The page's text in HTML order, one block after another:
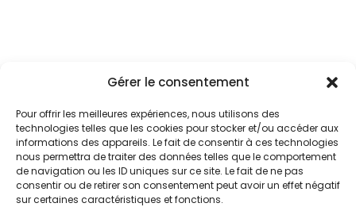
Gérer le consentement
Pour offrir les meilleures expériences, nous utilisons des
technologies telles que les cookies pour stocker et/ou accéder aux
informations des appareils. Le fait de consentir à ces technologies
nous permettra de traiter des données telles que le comportement
de navigation ou les ID uniques sur ce site. Le fait de ne pas
consentir ou de retirer son consentement peut avoir un effet négatif
sur certaines caractéristiques et fonctions.